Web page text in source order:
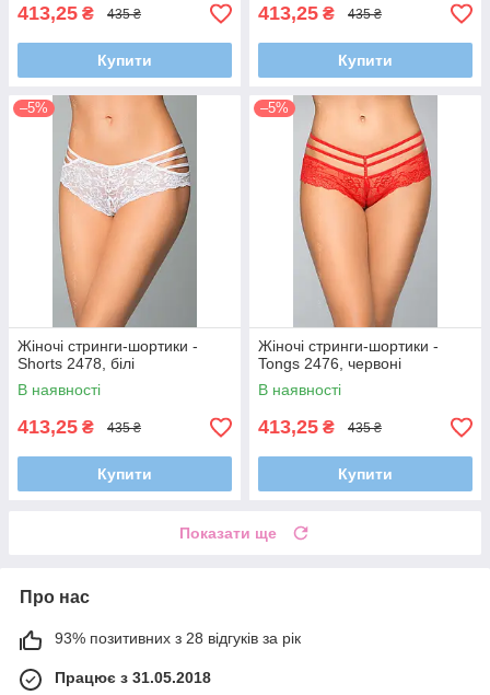
413,25 ₴ 435 ₴
Купити
413,25 ₴ 435 ₴
Купити
–5%
Жіночі стринги-шортики -
Shorts 2478, білі
В наявності
413,25 ₴ 435 ₴
Купити
–5%
Жіночі стринги-шортики -
Tongs 2476, червоні
В наявності
413,25 ₴ 435 ₴
Купити
Показати ще
Про нас
93% позитивних з 28 відгуків за рік
Працює з 31.05.2018